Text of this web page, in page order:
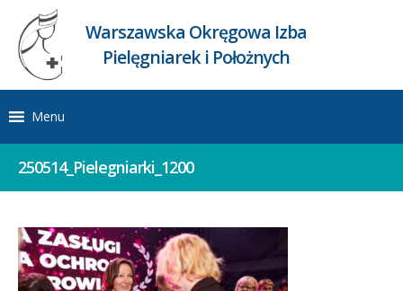
Warszawska Okręgowa Izba
Pielęgniarek i Położnych
Menu
250514_Pielegniarki_1200